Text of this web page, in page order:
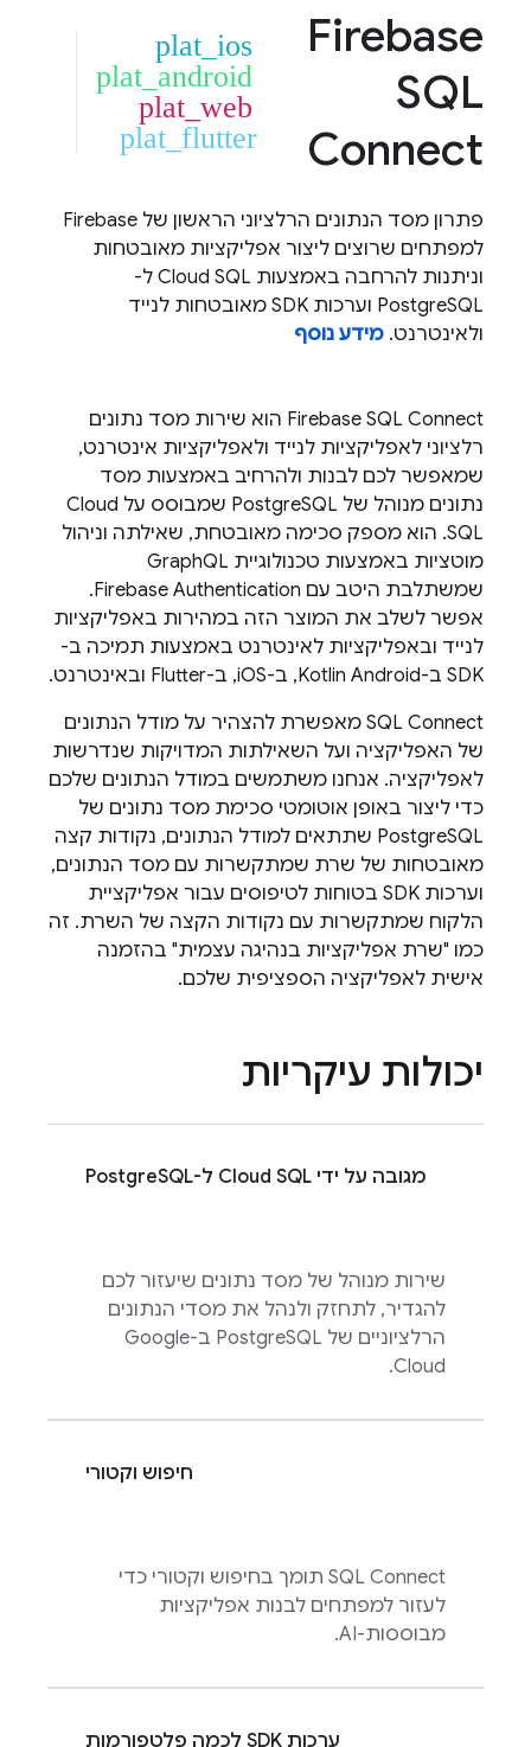
Firebase
SQL
Connect
plat_ios
plat_android
plat_web
plat_flutter
פתרון מסד הנתונים הרלציוני הראשון של Firebase
למפתחים שרוצים ליצור אפליקציות מאובטחות
וניתנות להרחבה באמצעות Cloud SQL ל-
PostgreSQL וערכות SDK מאובטחות לנייד
ולאינטרנט. מידע נוסף
Firebase SQL Connect הוא שירות מסד נתונים
רלציוני לאפליקציות לנייד ולאפליקציות אינטרנט,
שמאפשר לכם לבנות ולהרחיב באמצעות מסד
נתונים מנוהל של PostgreSQL שמבוסס על
Cloud
SQL. הוא מספק סכימה מאובטחת, שאילתה וניהול
מוטציות באמצעות טכנולוגיית GraphQL
שמשתלבת היטב עם Firebase Authentication
.
אפשר לשלב את המוצר הזה במהירות באפליקציות
לנייד ובאפליקציות לאינטרנט באמצעות תמיכה ב-
SDK ב-Kotlin Android, ב-iOS, ב-Flutter ובאינטרנט.
SQL Connect מאפשרת להצהיר על מודל הנתונים
של האפליקציה ועל השאילתות המדויקות שנדרשות
לאפליקציה. אנחנו משתמשים במודל הנתונים שלכם
כדי ליצור באופן אוטומטי סכימת מסד נתונים של
PostgreSQL שתתאים למודל הנתונים, נקודות קצה
מאובטחות של שרת שמתקשרות עם מסד הנתונים,
וערכות SDK בטוחות לטיפוסים עבור אפליקציית
הלקוח שמתקשרות עם נקודות הקצה של השרת. זה
כמו "שרת אפליקציות בנהיגה עצמית" בהזמנה
אישית לאפליקציה הספציפית שלכם.
יכולות עיקריות
מגובה על ידי Cloud SQL ל-PostgreSQL
שירות מנוהל של מסד נתונים שיעזור לכם
להגדיר, לתחזק ולנהל את מסדי הנתונים
הרלציוניים של PostgreSQL ב-Google
Cloud.
חיפוש וקטורי
SQL Connect תומך בחיפוש וקטורי כדי
לעזור למפתחים לבנות אפליקציות
מבוססות-AI.
ערכות SDK לכמה פלטפורמות